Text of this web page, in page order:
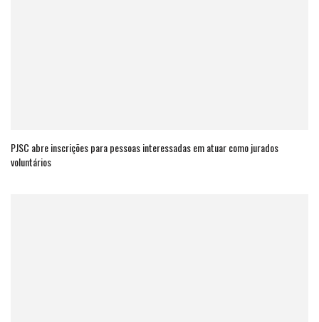
PJSC abre inscrições para pessoas interessadas em atuar como jurados
voluntários